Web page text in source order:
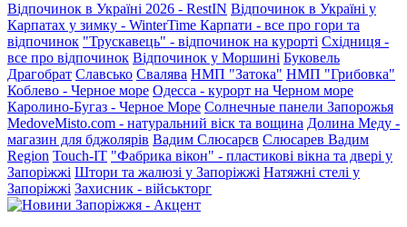
Відпочинок в Україні 2026 - RestIN Відпочинок в Україні у
Карпатах у зимку - WinterTime Карпати - все про гори та
відпочинок "Трускавець" - відпочинок на курорті Східниця -
все про відпочинок Відпочинок у Моршині Буковель
Драгобрат Славсько Свалява НМП "Затока" НМП "Грибовка"
Коблево - Черное море Одесса - курорт на Черном море
Каролино-Бугаз - Черное Море Солнечные панели Запорожья
MedoveMisto.com - натуральний віск та вощина Долина Меду -
магазин для бджолярів Вадим Слюсарєв Слюсарев Вадим
Region Touch-IT "Фабрика вікон" - пластикові вікна та двері у
Запоріжжі Штори та жалюзі у Запоріжжі Натяжні стелі у
Запоріжжі Захисник - військторг